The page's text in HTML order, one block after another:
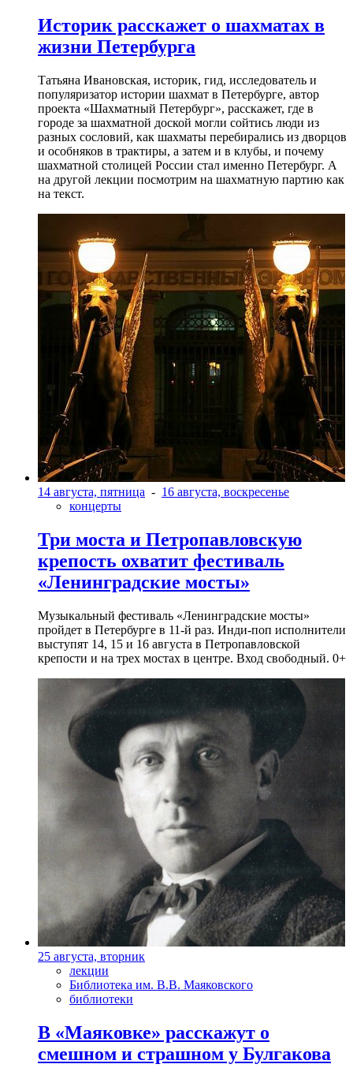
Историк расскажет о шахматах в
жизни Петербурга
Татьяна Ивановская, историк, гид, исследователь и
популяризатор истории шахмат в Петербурге, автор
проекта «Шахматный Петербург», расскажет, где в
городе за шахматной доской могли сойтись люди из
разных сословий, как шахматы перебирались из дворцов
и особняков в трактиры, а затем и в клубы, и почему
шахматной столицей России стал именно Петербург. А
на другой лекции посмотрим на шахматную партию как
на текст.
14 августа, пятница - 16 августа, воскресенье
концерты
Три моста и Петропавловскую
крепость охватит фестиваль
«Ленинградские мосты»
Музыкальный фестиваль «Ленинградские мосты»
пройдет в Петербурге в 11-й раз. Инди-поп исполнители
выступят 14, 15 и 16 августа в Петропавловской
крепости и на трех мостах в центре. Вход свободный. 0+
25 августа, вторник
лекции
Библиотека им. В.В. Маяковского
библиотеки
В «Маяковке» расскажут о
смешном и страшном у Булгакова